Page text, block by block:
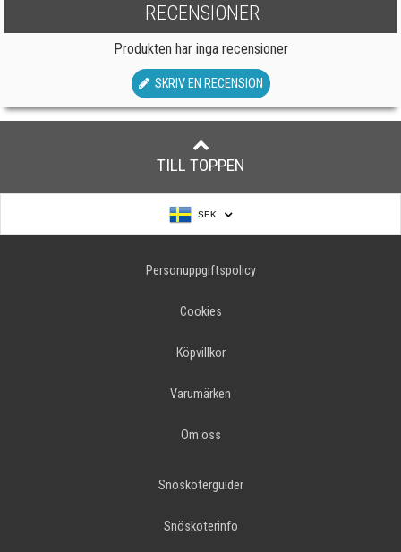
RECENSIONER
Produkten har inga recensioner
SKRIV EN RECENSION
TILL TOPPEN
SEK
Personuppgiftspolicy
Cookies
Köpvillkor
Varumärken
Om oss
Snöskoterguider
Snöskoterinfo